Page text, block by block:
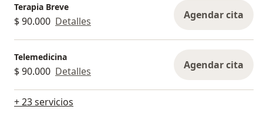
Terapia Breve
$ 90.000 Detalles Agendar cita
Telemedicina
$ 90.000 Detalles Agendar cita
+ 23 servicios